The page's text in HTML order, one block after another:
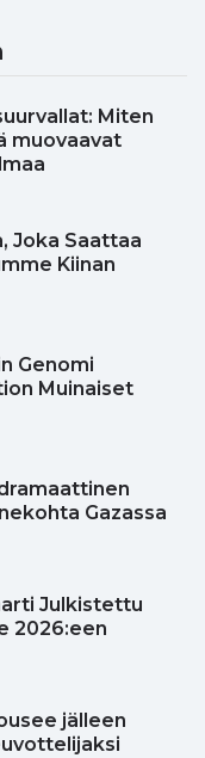
Miten
muovaavat
Joka Saattaa
Kiinan
Genomi
Muinaiset
Gazassa
Julkistettu
2026:een
jälleen